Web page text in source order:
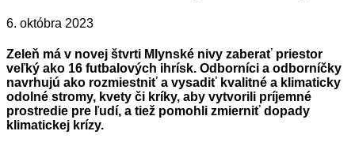
6. októbra 2023
Zeleň má v novej štvrti Mlynské nivy zaberať priestor
veľký ako 16 futbalových ihrísk. Odborníci a odborníčky
navrhujú ako rozmiestniť a vysadiť kvalitné a klimaticky
odolné stromy, kvety či kríky, aby vytvorili príjemné
prostredie pre ľudí, a tiež pomohli zmierniť dopady
klimatickej krízy.